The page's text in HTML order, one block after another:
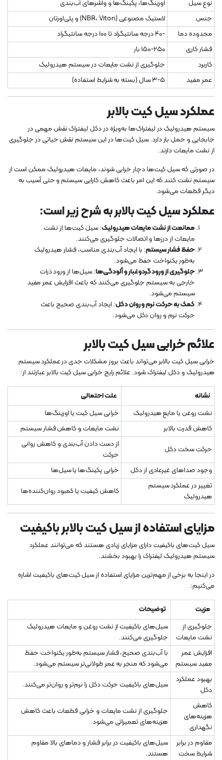
نوع سیل
اورینگ‌ها، پکینگ‌ها و واشرهای آب‌بندی
جنس
لاستیک مصنوعی (NBR، Viton) و پلی‌اورتان
محدوده دما
-40 درجه سانتیگراد تا 100 درجه سانتیگراد
فشار کاری
150-250 بار
کاربرد
جلوگیری از نشت مایعات در سیستم هیدرولیک
عمر مفید
3-5 سال (بسته به شرایط استفاده)
عملکرد سیل کیت بالابر
سیستم هیدرولیک در لیفتراک‌ها به‌ویژه در دکل لیفتراک نقش مهمی در
جابجایی و حمل بار دارد. سیل کیت‌ها در این سیستم نقش حیاتی در جلوگیری
از نشت مایعات دارند.
در صورتی که سیل کیت‌ها دچار خرابی شوند، مایعات هیدرولیک ممکن است از
سیستم نشت کنند که این امر باعث کاهش کارایی سیستم و حتی آسیب به
دیگر قطعات می‌شود.
عملکرد سیل کیت بالابر به شرح زیر است:
ممانعت از نشت مایعات هیدرولیک: سیل کیت‌ها از نشت
مایعات از درزها و اتصالات جلوگیری می‌کنند.
حفظ فشار سیستم: با ایجاد آب‌بندی مناسب، فشار هیدرولیک
به‌طور یکنواخت حفظ می‌شود.
جلوگیری از ورود گردوغبار و آلودگی‌ها: سیل‌ها از ورود ذرات
خارجی به سیستم جلوگیری می‌کنند که باعث افزایش عمر مفید
سیستم می‌شود.
کمک به حرکت نرم و روان دکل: ایجاد آب‌بندی صحیح باعث
حرکت نرم و روان دکل می‌شود.
علائم خرابی سیل کیت بالابر
خرابی سیل کیت بالابر می‌تواند باعث بروز مشکلات جدی در عملکرد سیستم
هیدرولیک و دکل لیفتراک شود. علائم رایج خرابی سیل کیت بالابر عبارتند از:
نشانه
علت احتمالی
نشت روغن یا مایع هیدرولیک
خرابی سیل کیت یا اورینگ‌ها
کاهش قدرت بالابر
نشت مایعات و کاهش فشار سیستم
حرکت سخت دکل
از دست دادن آب‌بندی و کاهش روانی
حرکت
وجود صداهای غیرعادی از دکل
خرابی پکینگ‌ها یا سیل‌ها
تغییر در عملکرد سیستم
هیدرولیک
کاهش کیفیت یا کمبود روان‌کننده‌ها
مزایای استفاده از سیل کیت بالابر باکیفیت
سیل کیت‌های باکیفیت دارای مزایای زیادی هستند که می‌توانند عملکرد
سیستم هیدرولیک لیفتراک را بهبود بخشند.
در اینجا به برخی از مهم‌ترین مزایای استفاده از سیل کیت‌های باکیفیت اشاره
می‌کنیم:
مزیت
توضیحات
جلوگیری از
نشت مایعات
سیل‌های باکیفیت از نشت روغن و مایعات هیدرولیک
جلوگیری می‌کنند.
افزایش عمر
مفید سیستم
با آب‌بندی صحیح، فشار سیستم به‌طور یکنواخت حفظ
می‌شود که منجر به عمر طولانی‌تر سیستم می‌شود.
بهبود عملکرد
دکل
سیل‌های باکیفیت حرکت دکل را نرم‌تر و روان‌تر می‌کنند.
کاهش
هزینه‌های
نگهداری
جلوگیری از نشت مایعات و خرابی قطعات باعث کاهش
هزینه‌های تعمیراتی می‌شود.
مقاوم در برابر
شرایط سخت
سیل‌های باکیفیت در برابر فشار و دماهای بالا مقاوم
هستند.